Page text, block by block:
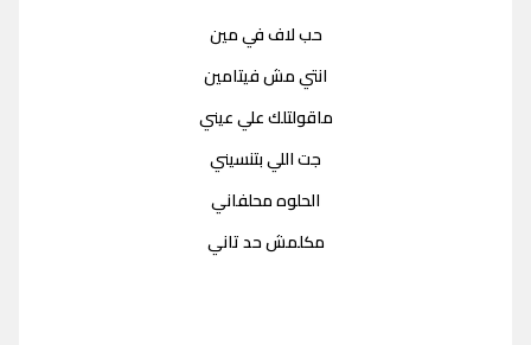
حب لاف في مين
انتي مش فيتامين
ماقولتلك علي عيني
جت اللي بتنسيني
الحلوه محلفاني
مكلمش حد تاني